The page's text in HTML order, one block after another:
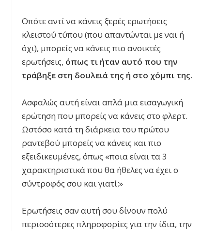
Οπότε αντί να κάνεις ξερές ερωτήσεις
κλειστού τύπου (που απαντώνται με ναι ή
όχι), μπορείς να κάνεις πιο ανοικτές
ερωτήσεις, όπως τι ήταν αυτό που την
τράβηξε στη δουλειά της ή στο χόμπι της.
Ασφαλώς αυτή είναι απλά μια εισαγωγική
ερώτηση που μπορείς να κάνεις στο φλερτ.
Ωστόσο κατά τη διάρκεια του πρώτου
ραντεβού μπορείς να κάνεις και πιο
εξειδικευμένες, όπως «ποια είναι τα 3
χαρακτηριστικά που θα ήθελες να έχει ο
σύντροφός σου και γιατί;»
Ερωτήσεις σαν αυτή σου δίνουν πολύ
περισσότερες πληροφορίες για την ίδια, την